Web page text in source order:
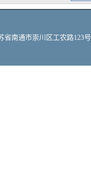
省南通市崇川区工农路